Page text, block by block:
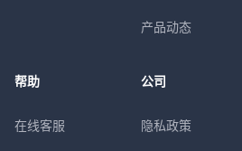
产品动态
帮助
在线客服
公司
隐私政策